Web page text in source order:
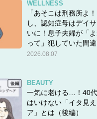
WELLNESS
「あそこは刑務所よ
し、認知症母はデイ
いに！息子夫婦が「
って」犯していた間
2026.08.07
BEAUTY
一気に老ける…！40
はいけない「イタ見
ア」とは（後編）